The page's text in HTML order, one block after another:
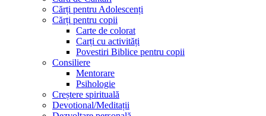
Cărți pentru Adolescenți
Cărți pentru copii
Carte de colorat
Carți cu activități
Povestiri Biblice pentru copii
Consiliere
Mentorare
Psihologie
Creștere spirituală
Devotional/Meditații